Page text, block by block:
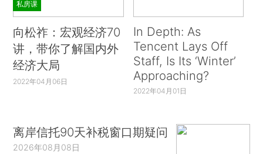
私房课
向松祚：宏观经济70
讲，带你了解国内外
经济大局
2022年04月06日
In Depth: As
Tencent Lays Off
Staff, Is Its ‘Winter’
Approaching?
2022年04月01日
离岸信托90天补税窗口期疑问
2026年08月08日